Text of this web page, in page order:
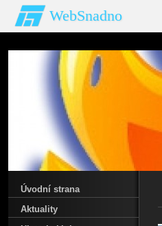
WebSnadno
Úvodní strana
Aktuality